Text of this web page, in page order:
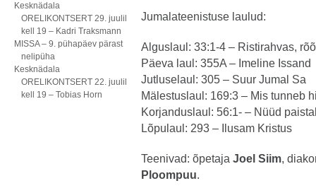
Kesknädala
ORELIKONTSERT 29. juulil
kell 19 – Kadri Traksmann
MISSA – 9. pühapäev pärast
nelipüha
Kesknädala
ORELIKONTSERT 22. juulil
kell 19 – Tobias Horn
Jumalateenistuse laulud:
Alguslaul: 33:1-4 – Ristirahvas,
Päeva laul: 355A – Imeline Issand
Jutluselaul: 305 – Suur Jumal Sa
Mälestuslaul: 169:3 – Mis tunneb
Korjanduslaul: 56:1- – Nüüd
Lõpulaul: 293 – Ilusam Kristus
Teenivad: õpetaja Joel Siim,
Ploompuu.